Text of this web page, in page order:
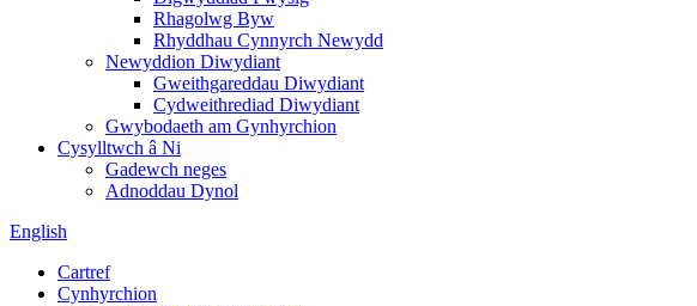
Rhagolwg Byw
Rhyddhau Cynnyrch Newydd
Newyddion Diwydiant
Gweithgareddau Diwydiant
Cydweithrediad Diwydiant
Gwybodaeth am Gynhyrchion
Cysylltwch â Ni
Gadewch neges
Adnoddau Dynol
English
Cartref
Cynhyrchion